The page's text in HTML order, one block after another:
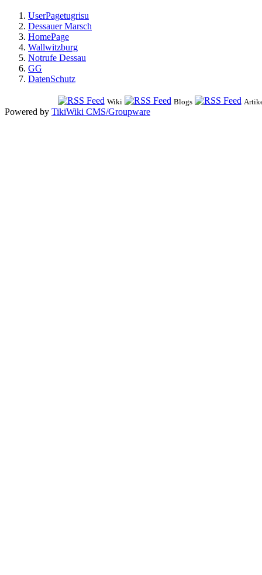
UserPagetugrisu
Dessauer Marsch
HomePage
Wallwitzburg
Notrufe Dessau
GG
DatenSchutz
Wiki Blogs
Powered by TikiWiki CMS/Groupware